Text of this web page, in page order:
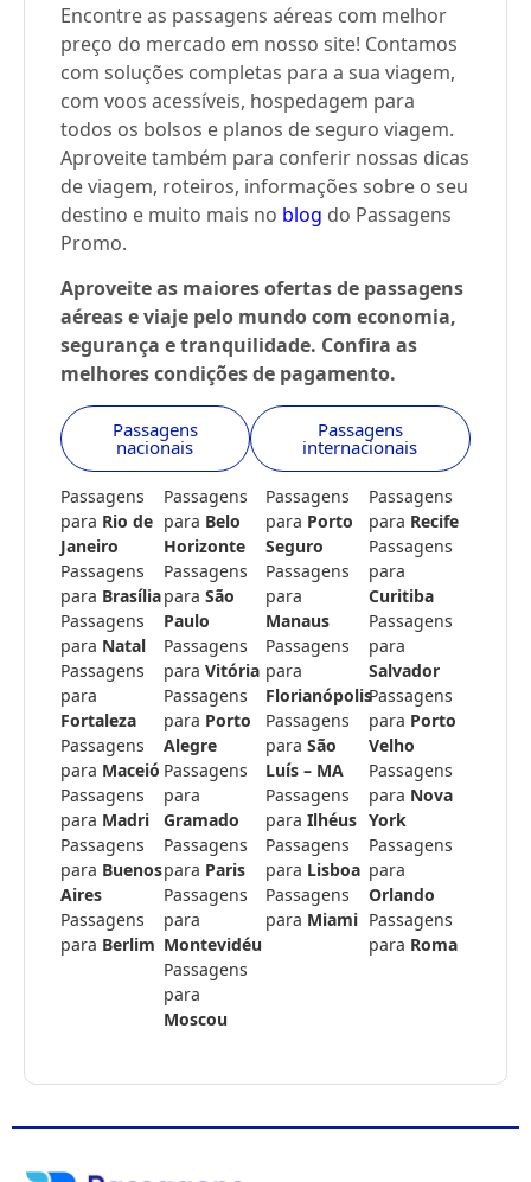
Encontre as passagens aéreas com melhor
preço do mercado em nosso site! Contamos
com soluções completas para a sua viagem,
com voos acessíveis, hospedagem para
todos os bolsos e planos de seguro viagem.
Aproveite também para conferir nossas dicas
de viagem, roteiros, informações sobre o seu
destino e muito mais no blog do Passagens
Promo.
Aproveite as maiores ofertas de passagens
aéreas e viaje pelo mundo com economia,
segurança e tranquilidade. Confira as
melhores condições de pagamento.
Passagens
nacionais
Passagens
internacionais
Passagens
para Rio de
Janeiro
Passagens
para Brasília
Passagens
para Natal
Passagens
para
Fortaleza
Passagens
para Maceió
Passagens
para Madri
Passagens
para Buenos
Aires
Passagens
para Berlim
Passagens
para Belo
Horizonte
Passagens
para São
Paulo
Passagens
para Vitória
Passagens
para Porto
Alegre
Passagens
para
Gramado
Passagens
para Paris
Passagens
para
Montevidéu
Passagens
para
Moscou
Passagens
para Porto
Seguro
Passagens
para
Manaus
Passagens
para
Florianópolis
Passagens
para São
Luís – MA
Passagens
para Ilhéus
Passagens
para Lisboa
Passagens
para Miami
Passagens
para Recife
Passagens
para
Curitiba
Passagens
para
Salvador
Passagens
para Porto
Velho
Passagens
para Nova
York
Passagens
para
Orlando
Passagens
para Roma